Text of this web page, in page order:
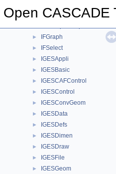
Open CASCADE
HLRTest
► IFGraph
► IFSelect
► IGESAppli
► IGESBasic
► IGESCAFControl
► IGESControl
► IGESConvGeom
► IGESData
► IGESDefs
► IGESDimen
► IGESDraw
► IGESFile
► IGESGeom